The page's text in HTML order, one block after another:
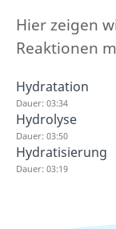
Hier zeigen
Reaktionen
Hydratation
Dauer: 03:34
Hydrolyse
Dauer: 03:50
Hydratisierung
Dauer: 03:19